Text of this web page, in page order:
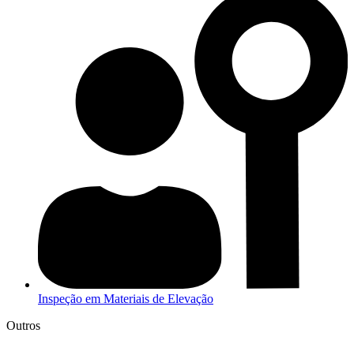
Inspeção em Materiais de Elevação
Outros